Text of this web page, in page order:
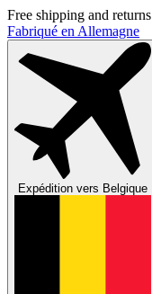
Free shipping and returns
Fabriqué en Allemagne
Expédition vers Belgique